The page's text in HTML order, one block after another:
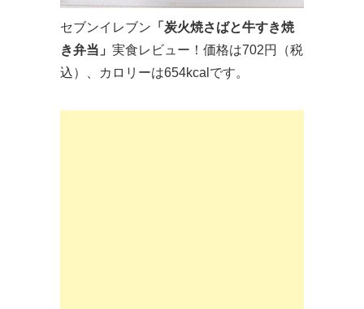
セブンイレブン 「炭火焼さばと牛すき焼
き弁当」 実食レビュー！価格は702円（税
込）、カロリーは654kcalです。